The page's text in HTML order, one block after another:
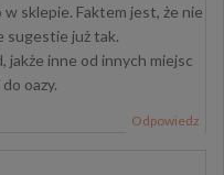
sklepie. Faktem jest, że nie
sugestie już tak.
jakże inne od innych miejsc
oazy.
Odpowiedz